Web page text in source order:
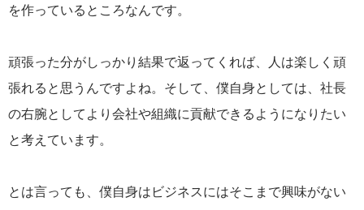
を作っているところなんです。
頑張った分がしっかり結果で返ってくれば、人は楽しく頑
張れると思うんですよね。そして、僕自身としては、社長
の右腕としてより会社や組織に貢献できるようになりたい
と考えています。
とは言っても、僕自身はビジネスにはそこまで興味がない